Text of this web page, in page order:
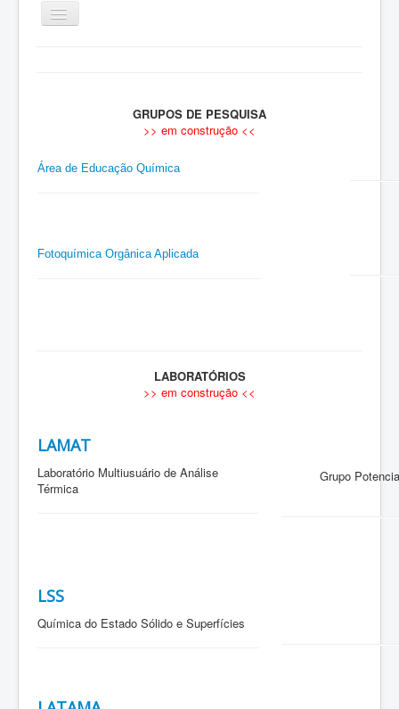
NORMAS E PROCEDIMENTOS
NÚCLEOS E LABORATÓRIOS
GRUPOS DE PESQUISA
>> em construção <<
Área de Educação Química
Fotoquímica Orgânica Aplicada
LABORATÓRIOS
>> em construção <<
LAMAT
Laboratório Multiusuário de Análise
Térmica
Grupo Potencial
LSS
Química do Estado Sólido e Superfícies